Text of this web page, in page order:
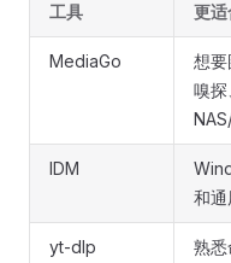
工具 更
MediaGo
想
嗅探
IDM
和通
yt-dlp
熟悉